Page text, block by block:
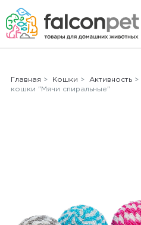
Главная > Кошки > Активность>
кошки "Мячи спиральные"